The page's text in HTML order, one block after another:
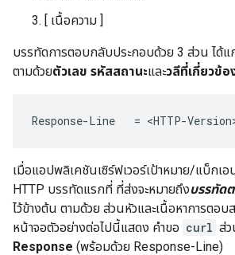
[ เนื้อความ ]
บรรทัดการตอบกลับประกอบด้วย 3 ส่วน ได้แ
ตามด้วยตัวเลข รหัสสถานะและวลีที่เกี่ยวข้อ
Response-Line   = <HTTP-
เมื่อแอปพลิเคชันเซิร์ฟเวอร์เป้าหมาย/แบ็กเ
HTTP บรรทัดแรกที่ ที่ส่งจะหมายถึงบรรทัด
ไว้ข้างต้น ตามด้วย ส่วนหัวและเนื้อหาการตอ
หน้าจอตัวอย่างต่อไปนี้แสดง คำขอ curl ส่
Response (พร้อมด้วย Response-Line)